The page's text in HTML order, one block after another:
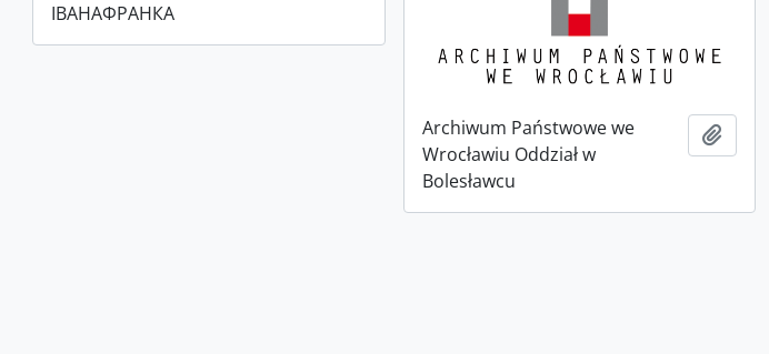
ІВАНАФРАНКА
Archiwum Państwowe we
Wrocławiu Oddział w
Bolesławcu
Add